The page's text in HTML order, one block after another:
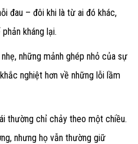
đau – đôi khi là từ ai đó khác,
kháng lại.
những mảnh ghép nhỏ của sự
nghiệt hơn về những lỗi lầm
thường chỉ chảy theo một chiều.
nhưng họ vẫn thường giữ